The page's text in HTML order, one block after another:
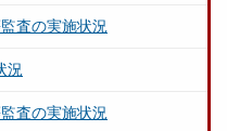
査の実施状況
況
査の実施状況